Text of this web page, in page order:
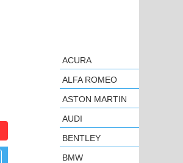
ACURA
ALFA ROMEO
ASTON MARTIN
AUDI
BENTLEY
BMW